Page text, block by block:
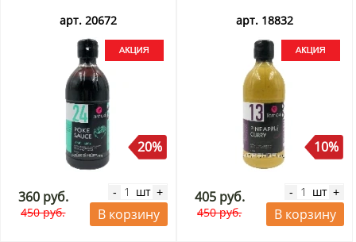
арт. 20672
20%
360 руб.
450 руб.
- шт +
В корзину
арт. 18832
10%
405 руб.
450 руб.
- шт +
В корзину